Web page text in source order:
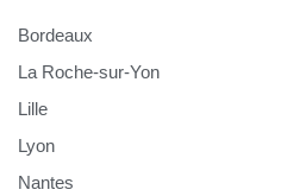
Bordeaux
La Roche-sur-Yon
Lille
Lyon
Nantes